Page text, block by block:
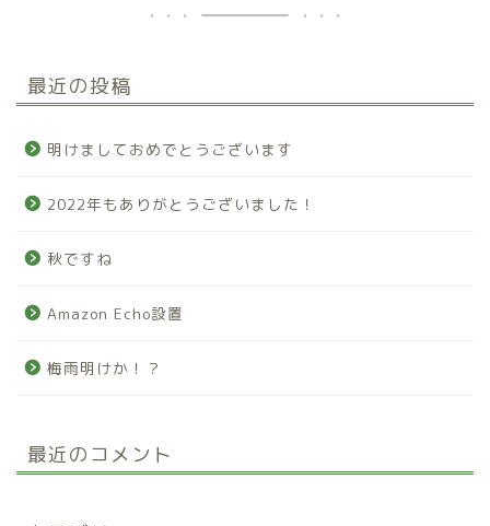
最近の投稿
明けましておめでとうございます
2022年もありがとうございました！
秋ですね
Amazon Echo設置
梅雨明けか！？
最近のコメント